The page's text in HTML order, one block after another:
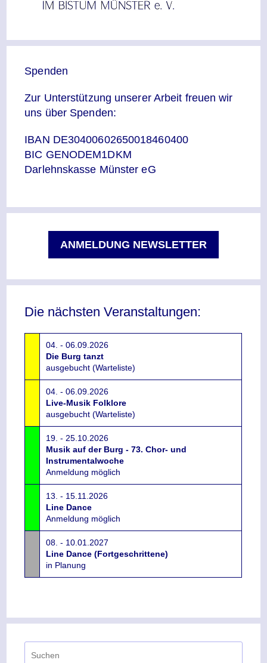
Spenden
Zur Unterstützung unserer Arbeit freuen wir
uns über Spenden:
IBAN DE30400602650018460400
BIC GENODEM1DKM
Darlehnskasse Münster eG
ANMELDUNG NEWSLETTER
Die nächsten Veranstaltungen:
04. - 06.09.2026
Die Burg tanzt
ausgebucht (Warteliste)
04. - 06.09.2026
Live-Musik Folklore
ausgebucht (Warteliste)
19. - 25.10.2026
Musik auf der Burg - 73. Chor- und
Instrumentalwoche
Anmeldung möglich
13. - 15.11.2026
Line Dance
Anmeldung möglich
08. - 10.01.2027
Line Dance (Fortgeschrittene)
in Planung